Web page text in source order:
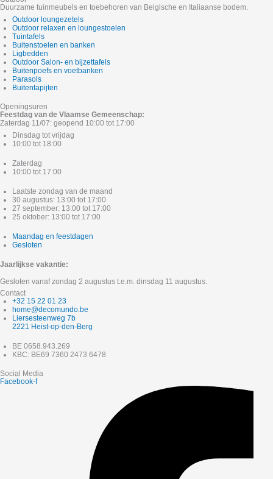
Duurzame tuinmeubels en toebehoren van Belgische en Italiaanse bodem.
Outdoor loungezetels
Outdoor relaxen en loungestoelen
Tuintafels
Buitenstoelen en banken
Ligbedden
Outdoor Salon- en bijzettafels
Buitenpoefs en voetbanken
Parasols
Buitentapijten
Openingsuren
Feestdag van de Vlaamse Gemeenschap:
Zaterdag 11/07: geopend 10:00 tot 17:00
Dinsdag tot vrijdag
10:00 tot 18:00
Zaterdag
10:00 tot 17:00
Laatste zondag van de maand
30 augustus: 13:00 tot 17:00
27 september: 13:00 tot 17:00
25 oktober: 13:00 tot 17:00
Maandag en feestdagen
Gesloten
Jaarlijkse vakantie:
Gesloten vanaf zondag 2 augustus t.e.m. dinsdag 11 augustus.
Contact
+32 15 22 01 23
home@decomundo.be
Liersesteenweg 7b
2221 Heist-op-den-Berg
BE 0658.943.269
KBC: BE69 7360 2473 6478
Social Media
Facebook-f